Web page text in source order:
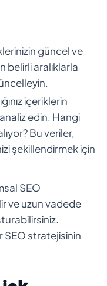
güncel ve
belirli aralıklarla
içeriklerin
edin. Hangi
Bu veriler,
şekillendirmek için
SEO
ve uzun vadede
SEO stratejisinin